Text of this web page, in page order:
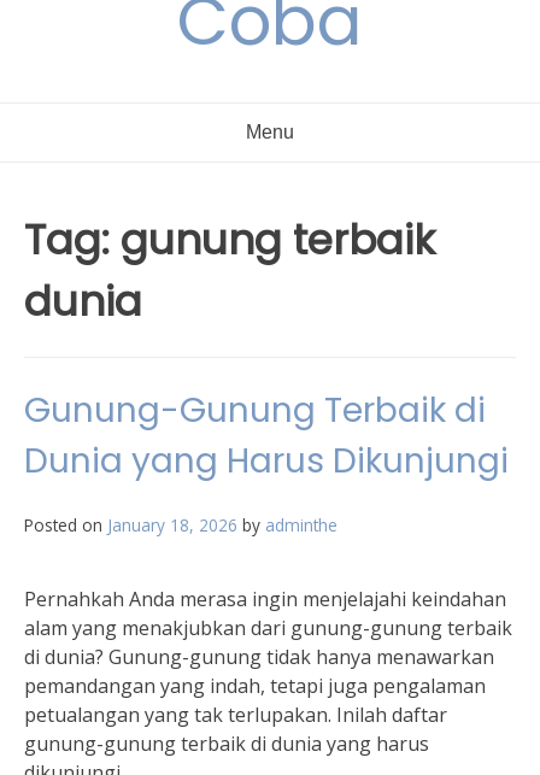
Coba
Menu
Tag: gunung terbaik
dunia
Gunung-Gunung Terbaik di
Dunia yang Harus Dikunjungi
Posted on January 18, 2026 by adminthe
Pernahkah Anda merasa ingin menjelajahi keindahan
alam yang menakjubkan dari gunung-gunung terbaik
di dunia? Gunung-gunung tidak hanya menawarkan
pemandangan yang indah, tetapi juga pengalaman
petualangan yang tak terlupakan. Inilah daftar
gunung-gunung terbaik di dunia yang harus